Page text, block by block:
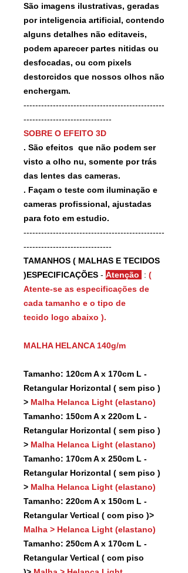
São imagens ilustrativas, geradas
por inteligencia artificial, contendo
alguns detalhes não editaveis,
podem aparecer partes nitidas ou
desfocadas, ou com pixels
destorcidos que nossos olhos não
enchergam.
------------------------------------------------
------------------------------
SOBRE O EFEITO 3D
. São efeitos que não podem ser
visto a olho nu, somente por trás
das lentes das cameras.
. Façam o teste com iluminação e
cameras profissional, ajustadas
para foto em estudio.
------------------------------------------------
------------------------------
TAMANHOS ( MALHAS E TECIDOS
)ESPECIFICAÇÕES - Atenção : (
Atente-se as especificações de
cada tamanho e o tipo de
tecido logo abaixo ).
MALHA HELANCA 140g/m
Tamanho: 120cm A x 170cm L -
Retangular Horizontal ( sem piso )
> Malha Helanca Light (elastano)
Tamanho: 150cm A x 220cm L -
Retangular Horizontal ( sem piso )
> Malha Helanca Light (elastano)
Tamanho: 170cm A x 250cm L -
Retangular Horizontal ( sem piso )
> Malha Helanca Light (elastano)
Tamanho: 220cm A x 150cm L -
Retangular Vertical ( com piso )>
Malha > Helanca Light (elastano)
Tamanho: 250cm A x 170cm L -
Retangular Vertical ( com piso